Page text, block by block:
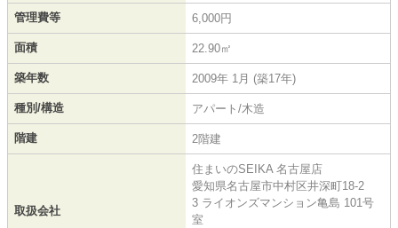
管理費等 6,000円
面積 22.90㎡
築年数 2009年 1月 (築17年)
種別/構造 アパート/木造
階建 2階建
取扱会社
住まいのSEIKA 名古屋店
愛知県名古屋市中村区井深町18-2
3 ライオンズマンション亀島 101号
室